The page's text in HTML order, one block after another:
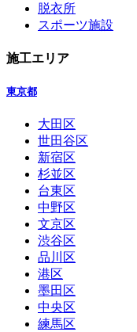
脱衣所
スポーツ施設
施工エリア
東京都
大田区
世田谷区
新宿区
杉並区
台東区
中野区
文京区
渋谷区
品川区
港区
墨田区
中央区
練馬区